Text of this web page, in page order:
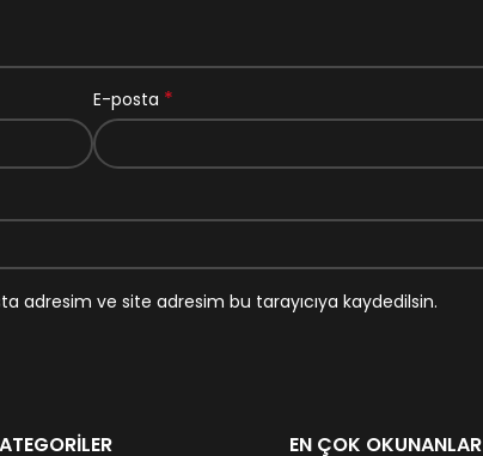
E-posta *
adresim ve site adresim bu tarayıcıya kaydedilsin.
EN ÇOK OKUNANLAR